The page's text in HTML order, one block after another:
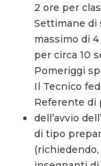
2 ore per
Settimane di
massimo di
per circa 10
Pomeriggi
Il Tecnico
Referente di
dell’avvio
di tipo